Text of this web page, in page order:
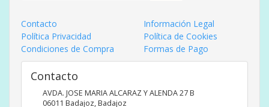
Contacto
Información Legal
Política Privacidad
Política de Cookies
Condiciones de Compra
Formas de Pago
Contacto
AVDA. JOSE MARIA ALCARAZ Y ALENDA 27 B
06011 Badajoz,Badajoz